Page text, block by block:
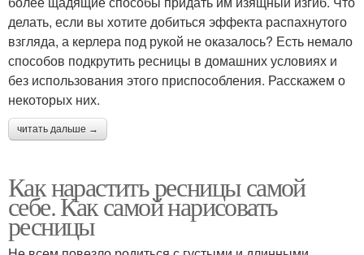
делать, если вы хотите добиться эффекта распахнутого
взгляда, а керлера под рукой не оказалось? Есть немало
способов подкрутить ресницы в домашних условиях и
без использования этого приспособления. Расскажем о
некоторых них.
читать дальше →
Как нарастить ресницы самой
себе. Как самой нарисовать
ресницы